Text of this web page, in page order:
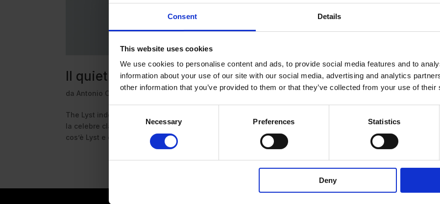
Consent Details
This website uses cookies
We use cookies to personalise content and ads, to provide social media features and to
information about your use of our site with our social media, advertising and analytics
other information that you’ve provided to them or that they’ve collected from your use of their
Necessary Preferences Statistics
Deny
Il quiet luxury non è mai stato così assordante.
da Antonio Capozzoli |News
The Lyst index Q3 2023: la classifica dei brand moda più cercati in internet. Qualche giorno fa è stata resa
la celebre classifica di Lyst. La lista che indica i brand e i prodotti più ricercati nel terzo trimestre del 2023.
cos’è Lyst e come mai è così...